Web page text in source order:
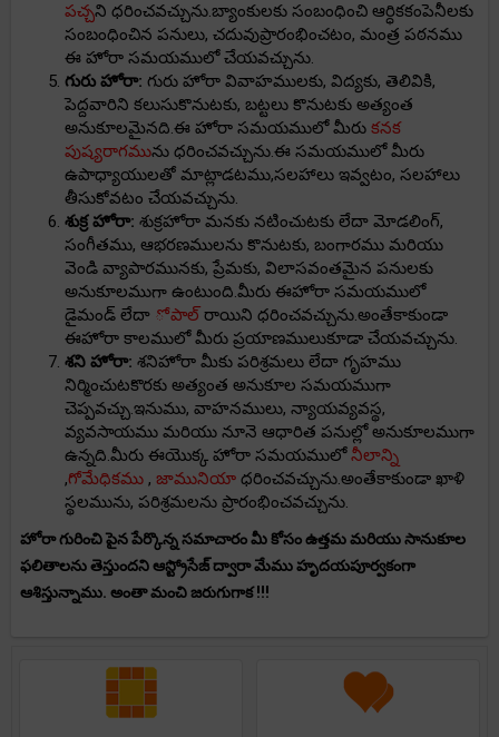
పచ్చని ధరించవచ్చును.బ్యాంకులకు సంబంధించి ఆర్ధికకంపెనీలకు
సంబంధించిన పనులు, చదువుప్రారంభించటం, మంత్ర పఠనము
ఈ హోరా సమయములో చేయవచ్చును.
గురు హోరా: గురు హోరా వివాహములకు, విద్యకు, తెలివికి,
పెద్దవారిని కలుసుకొనుటకు, బట్టలు కొనుటకు అత్యంత
అనుకూలమైనది.ఈ హోరా సమయములో మీరు కనక
పుష్యరాగమును ధరించవచ్చును.ఈ సమయములో మీరు
ఉపాధ్యాయులతో మాట్లాడటము,సలహాలు ఇవ్వటం, సలహాలు
తీసుకోవటం చేయవచ్చును.
శుక్ర హోరా: శుక్రహోరా మనకు నటించుటకు లేదా మోడలింగ్,
సంగీతము, ఆభరణములను కొనుటకు, బంగారము మరియు
వెండి వ్యాపారమునకు, ప్రేమకు, విలాసవంతమైన పనులకు
అనుకూలముగా ఉంటుంది.మీరు ఈహోరా సమయములో
డైమండ్ లేదా ోపాల్ రాయిని ధరించవచ్చును.అంతేకాకుండా
ఈహోరా కాలములో మీరు ప్రయాణములుకూడా చేయవచ్చును.
శని హోరా: శనిహోరా మీకు పరిశ్రమలు లేదా గృహము
నిర్మించుటకొరకు అత్యంత అనుకూల సమయముగా
చెప్పవచ్చు.ఇనుము, వాహనములు, న్యాయవ్యవస్థ,
వ్యవసాయము మరియు నూనె ఆధారిత పనుల్లో అనుకూలముగా
ఉన్నది.మీరు ఈయొక్క హోరా సమయములోనీలాన్ని
,గోమేధికము , జామునియా ధరించవచ్చును.అంతేకాకుండా ఖాళి
స్థలమును, పరిశ్రమలను ప్రారంభించవచ్చును.
హోరా గురించి పైన పేర్కొన్న సమాచారం మీ కోసం ఉత్తమ మరియు సానుకూల
ఫలితాలను తెస్తుందని ఆస్ట్రోసేజ్ ద్వారా మేము హృదయపూర్వకంగా
ఆశిస్తున్నాము. అంతా మంచి జరుగుగాక !!!